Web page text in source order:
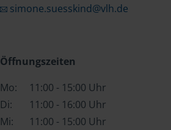
simone.suesskind@vlh.de
Öffnungszeiten
Mo:
11:00 - 15:00 Uhr
Di:
11:00 - 16:00 Uhr
Mi:
11:00 - 15:00 Uhr